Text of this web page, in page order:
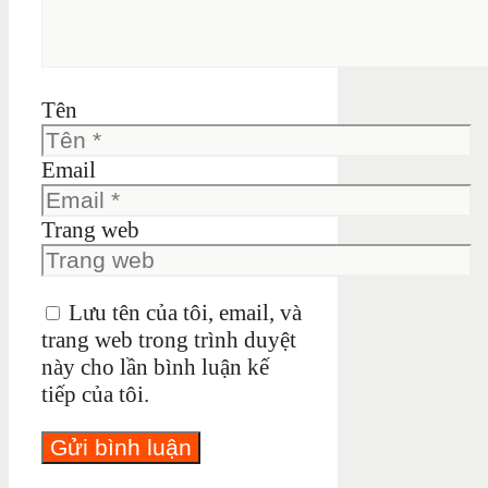
Tên
Email
Trang web
Lưu tên của tôi, email, và
trang web trong trình duyệt
này cho lần bình luận kế
tiếp của tôi.